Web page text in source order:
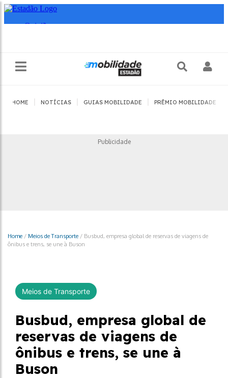
HOME NOTÍCIAS GUIAS MOBILIDADE PRÊMIO MOBILIDADE
Publicidade
Home / Meios de Transporte / Busbud, empresa global de reservas de viagens de
ônibus e trens, se une à Buson
Meios de Transporte
Busbud, empresa global de
reservas de viagens de
ônibus e trens, se une à
Buson